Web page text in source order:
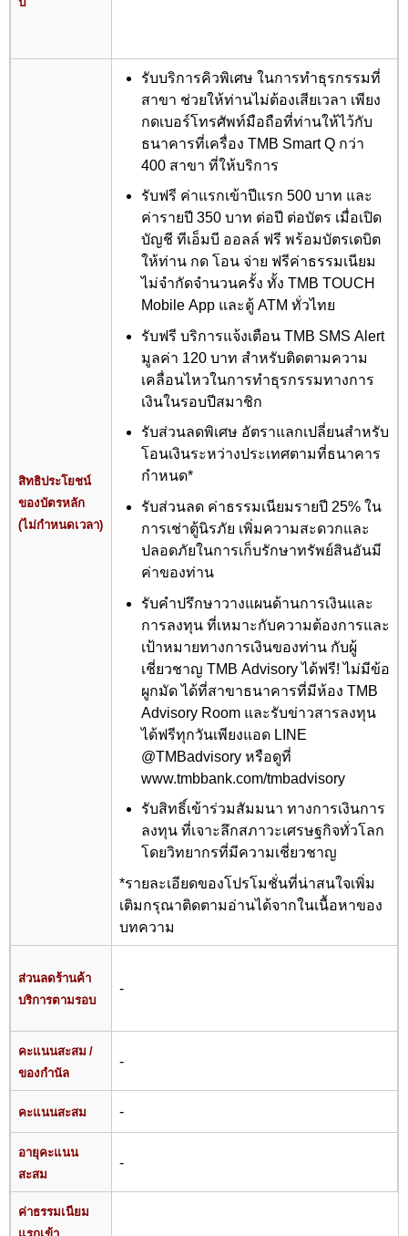
สิทธิประโยชน์
ของบัตรหลัก
(ไม่กำหนดเวลา)
รับบริการคิวพิเศษ ในการทำธุรกรรมที่
สาขา ช่วยให้ท่านไม่ต้องเสียเวลา เพียง
กดเบอร์โทรศัพท์มือถือที่ท่านให้ไว้กับ
ธนาคารที่เครื่อง TMB Smart Q กว่า
400 สาขา ที่ให้บริการ
รับฟรี ค่าแรกเข้าปีแรก 500 บาท และ
ค่ารายปี 350 บาท ต่อปี ต่อบัตร เมื่อเปิด
บัญชี ทีเอ็มบี ออลล์ ฟรี พร้อมบัตรเดบิต
ให้ท่าน กด โอน จ่าย ฟรีค่าธรรมเนียม
ไม่จำกัดจำนวนครั้ง ทั้ง TMB TOUCH
Mobile App และตู้ ATM ทั่วไทย
รับฟรี บริการแจ้งเตือน TMB SMS Alert
มูลค่า 120 บาท สำหรับติดตามความ
เคลื่อนไหวในการทำธุรกรรมทางการ
เงินในรอบปีสมาชิก
รับส่วนลดพิเศษ อัตราแลกเปลี่ยนสำหรับ
โอนเงินระหว่างประเทศตามที่ธนาคาร
กำหนด*
รับส่วนลด ค่าธรรมเนียมรายปี 25% ใน
การเช่าตู้นิรภัย เพิ่มความสะดวกและ
ปลอดภัยในการเก็บรักษาทรัพย์สินอันมี
ค่าของท่าน
รับคำปรึกษาวางแผนด้านการเงินและ
การลงทุน ที่เหมาะกับความต้องการและ
เป้าหมายทางการเงินของท่าน กับผู้
เชี่ยวชาญ TMB Advisory ได้ฟรี! ไม่มีข้อ
ผูกมัด ได้ที่สาขาธนาคารที่มีห้อง TMB
Advisory Room และรับข่าวสารลงทุน
ได้ฟรีทุกวันเพียงแอด LINE
@TMBadvisory หรือดูที่
www.tmbbank.com/tmbadvisory
รับสิทธิ์เข้าร่วมสัมมนา ทางการเงินการ
ลงทุน ที่เจาะลึกสภาวะเศรษฐกิจทั่วโลก
โดยวิทยากรที่มีความเชี่ยวชาญ
*รายละเอียดของโปรโมชั่นที่น่าสนใจเพิ่ม
เติมกรุณาติดตามอ่านได้จากในเนื้อหาของ
บทความ
ส่วนลดร้านค้า
บริการตามรอบ
-
คะแนนสะสม /
ของกำนัล
-
คะแนนสะสม -
อายุคะแนน
สะสม
-
ค่าธรรมเนียม
แรกเข้า